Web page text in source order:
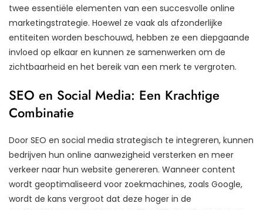
twee essentiële elementen van een succesvolle online
marketingstrategie. Hoewel ze vaak als afzonderlijke
entiteiten worden beschouwd, hebben ze een diepgaande
invloed op elkaar en kunnen ze samenwerken om de
zichtbaarheid en het bereik van een merk te vergroten.
SEO en Social Media: Een Krachtige
Combinatie
Door SEO en social media strategisch te integreren, kunnen
bedrijven hun online aanwezigheid versterken en meer
verkeer naar hun website genereren. Wanneer content
wordt geoptimaliseerd voor zoekmachines, zoals Google,
wordt de kans vergroot dat deze hoger in de